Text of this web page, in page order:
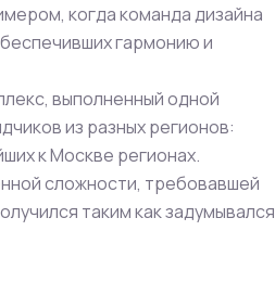
когда команда дизайна
гармонию и
выполненный одной
из разных регионов:
к Москве регионах.
сложности, требовавшей
таким как задумывался